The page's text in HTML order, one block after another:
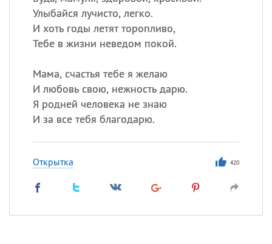
Улыбайся лучисто, легко.
И хоть годы летят торопливо,
Тебе в жизни неведом покой.
Мама, счастья тебе я желаю
И любовь свою, нежность дарю.
Я родней человека не знаю
И за все тебя благодарю.
Открытка 420